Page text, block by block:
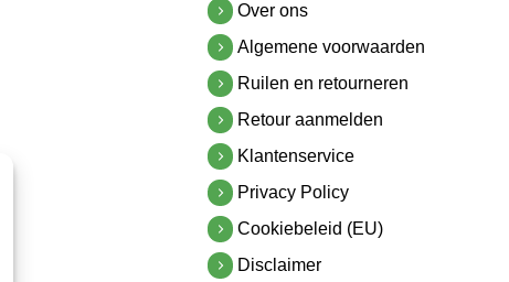
Over ons
Algemene voorwaarden
Ruilen en retourneren
Retour aanmelden
Klantenservice
Privacy Policy
Cookiebeleid (EU)
Disclaimer